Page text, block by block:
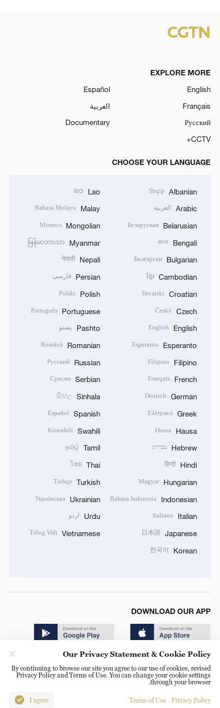
EXPLORE MORE
English
Español
Français
العربية
Русский
Documentary
CCTV+
CHOOSE YOUR LANGUAGE
Albanian
Shqip
Arabic العربية
Belarusian
Беларуская
Bengali
বাংলা
Bulgarian
Български
Cambodian
ខ្មែរ
Croatian
Hrvatski
Czech
Český
English
English
Esperanto
Esperanto
Filipino
Filipino
French
Français
German
Deutsch
Greek
Ελληνικά
Hausa
Hausa
Hebrew עברית
Hindi
हिन्दी
Hungarian
Magyar
Indonesian
Bahasa Indonesia
Italian
Italiano
Japanese
日本語
Korean
한국어
Lao
ລາວ
Malay
Bahasa Melayu
Mongolian
Монгол
Myanmar
မြန်မာဘာသာ
Nepali
नेपाली
Persian فارسی
Polish
Polski
Portuguese
Português
Pashto پښتو
Romanian
Română
Russian
Русский
Serbian
Српски
Sinhala
සිංහල
Spanish
Español
Swahili
Kiswahili
Tamil
தமிழ்
Thai
ไทย
Turkish
Türkçe
Ukrainian
Українська
Urdu اردو
Vietnamese
Tiếng Việt
DOWNLOAD OUR APP
© China Radio International.CRI. All Rights Reserved. 16A
Shijingshan Road, Beijing, China. 100040
Our Privacy Statement & Cookie Policy
By continuing to browse our site you agree to our use of cookies, revised
Privacy Policy and Terms of Use. You can change your cookie settings
through your browser.
Privacy Policy
Terms of Use
I agree